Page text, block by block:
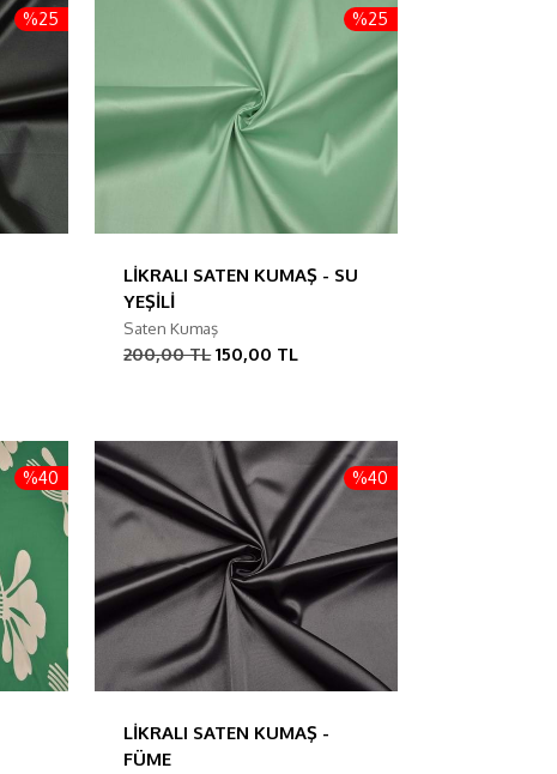
%25 %25
LİKRALI SATEN KUMAŞ - SU
YEŞİLİ
Saten Kumaş
200,00 TL 150,00 TL
%40 %40
LİKRALI SATEN KUMAŞ -
FÜME